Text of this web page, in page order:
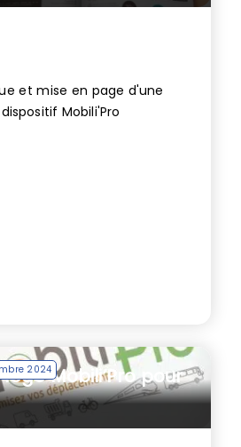
et mise en page d'une
Mobili'Pro
2024Mobili’Pro pour